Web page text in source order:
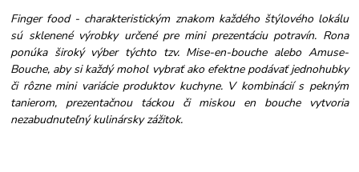
Finger food - charakteristickým znakom každého štýlového lokálu
sú sklenené výrobky určené pre mini prezentáciu potravín. Rona
ponúka široký výber týchto tzv. Mise-en-bouche alebo Amuse-
Bouche, aby si každý mohol vybrať ako efektne podávať jednohubky
či rôzne mini variácie produktov kuchyne. V kombinácií s pekným
tanierom, prezentačnou táckou či miskou en bouche vytvoria
nezabudnuteľný kulinársky zážitok.